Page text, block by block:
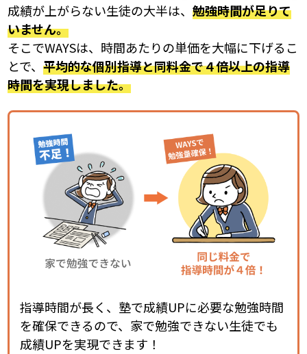
成績が上がらない生徒の大半は、勉強時間が足りて
いません。
そこでWAYSは、時間あたりの単価を大幅に下げるこ
とで、平均的な個別指導と同料金で４倍以上の指導
時間を実現しました。
指導時間が長く、塾で成績UPに必要な勉強時間
を確保できるので、家で勉強できない生徒でも
成績UPを実現できます！